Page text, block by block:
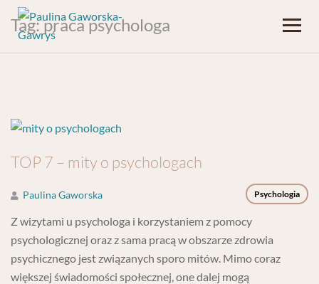
Tag:praca psychologa
TOP 7 – mity o psychologach
Psychologia
Paulina Gaworska
Z wizytami u psychologa i korzystaniem z pomocy
psychologicznej oraz z sama pracą w obszarze zdrowia
psychicznego jest związanych sporo mitów. Mimo coraz
większej świadomości społecznej, one dalej mogą